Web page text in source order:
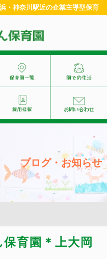
・神奈川駅近の企業主導型保育
ブログ・お知らせ
育園＊上大岡